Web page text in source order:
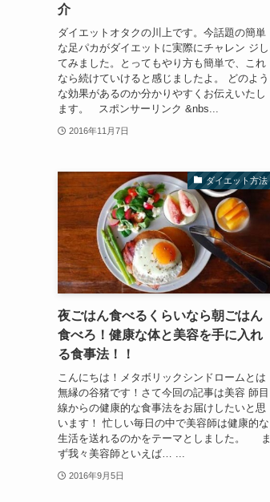
介
ダイエットオタクの川上です。今話題の簡単
な足パカがダイエットに実際にチャレン ジし
てみました。とってもやり方も簡単で、これ
なら続けていけると感じましたよ。 どのよう
な効果があるのか分かりやすくお伝えいたし
ます。 スポンサーリンク &nbs...
2016年11月7日
ダイエット方法
夜ごはん食べるくらいなら朝ごはん
食べろ！健康な体と美容を手に入れ
る食事法！！
こんにちは！メタボリックシンドロームとは
無縁の谷猪です！さて今回の記事は美容 師目
線からの健康的な食事法をお届けしたいと思
います！ 忙しい毎日の中で美容師は健康的な
生活を送れるのかをテーマとしました。 ま
ず我々美容師といえば… ...
2016年9月5日